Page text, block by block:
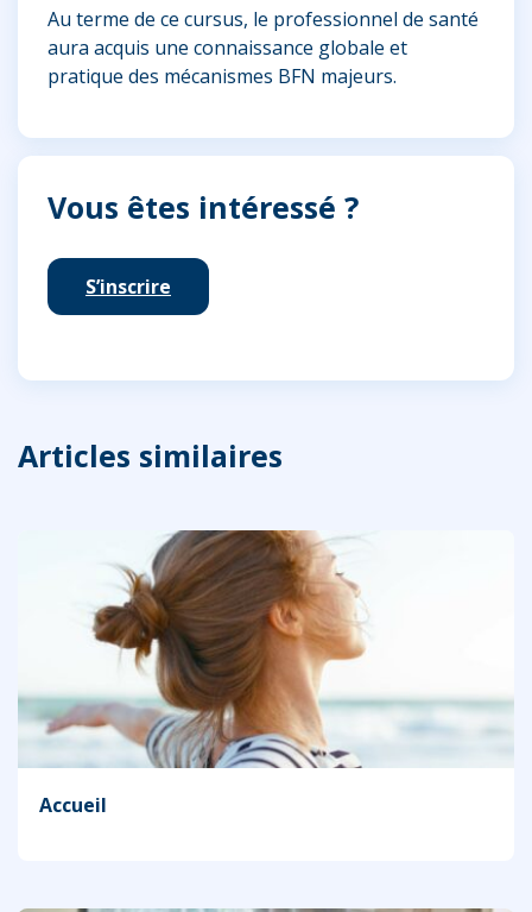
Au terme de ce cursus, le professionnel de santé
aura acquis une connaissance globale et
pratique des mécanismes BFN majeurs.
Vous êtes intéressé ?
S’inscrire
Articles similaires
Accueil